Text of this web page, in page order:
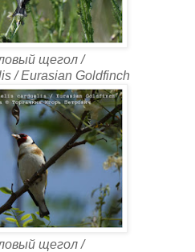
щегол /
/ Eurasian Goldfinch
щегол /